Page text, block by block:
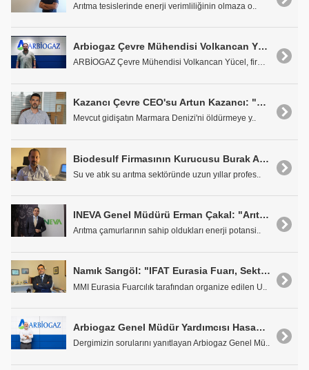
Arıtma tesislerinde enerji verimliliğinin olmaza o..
Arbiogaz Çevre Mühendisi Volkancan Yücel: "İstanbul Havalimanı Arıtma Tesisi %90'ın Üzerinde Verimle Çalışıyor"
ARBİOGAZ Çevre Mühendisi Volkancan Yücel, firmalar..
Kazancı Çevre CEO'su Artun Kazancı: "Marmara Denizi Ölüyor"
Mevcut gidişatın Marmara Denizi'ni öldürmeye y..
Biodesulf Firmasının Kurucusu Burak Alkan: 'Kaliteden Ödün Vermeden Uygun Maliyetli Projeler Sunuyoruz'
Su ve atık su arıtma sektöründe uzun yıllar profes..
INEVA Genel Müdürü Erman Çakal: "Arıtma Çamurlarında Büyük Bir Değer Var"
Arıtma çamurlarının sahip oldukları enerji potansi..
Namık Sarıgöl: "IFAT Eurasia Fuarı, Sektörü Tekrar Bir Araya Getirecek"
MMI Eurasia Fuarcılık tarafından organize edilen U..
Arbiogaz Genel Müdür Yardımcısı Hasan Köseleci: "Atıksular Temiz Suyun Hammaddesi Olarak Görülmeli"
Dergimizin sorularını yanıtlayan Arbiogaz Genel Mü..